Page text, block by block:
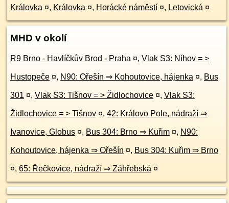
Královka ¤, Královka ¤, Horácké náměstí ¤, Letovická ¤
MHD v okolí
R9 Brno - Havlíčkův Brod - Praha ¤, Vlak S3: Níhov = >
Hustopeče ¤, N90: Ořešín ⇒ Kohoutovice, hájenka ¤, Bus
301 ¤, Vlak S3: Tišnov = > Židlochovice ¤, Vlak S3:
Židlochovice = > Tišnov ¤, 42: Královo Pole, nádraží ⇒
Ivanovice, Globus ¤, Bus 304: Brno ⇒ Kuřim ¤, N90:
Kohoutovice, hájenka ⇒ Ořešín ¤, Bus 304: Kuřim ⇒ Brno
¤, 65: Řečkovice, nádraží ⇒ Záhřebská ¤